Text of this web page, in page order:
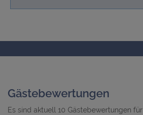
Gästebewertungen
Es sind aktuell 10 Gästebewertungen für